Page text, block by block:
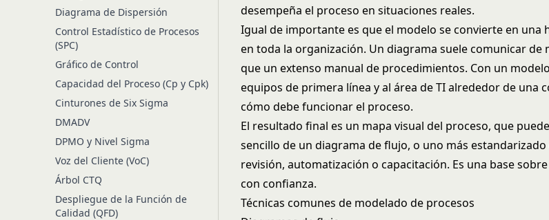
Diagrama de Dispersión
Control Estadístico de Procesos
(SPC)
Gráfico de Control
Capacidad del Proceso (Cp y Cpk)
Cinturones de Six Sigma
DMADV
DPMO y Nivel Sigma
Voz del Cliente (VoC)
Árbol CTQ
Despliegue de la Función de
Calidad (QFD)
desempeña el proceso en situaciones reales.
Igual de importante es que el modelo se convierte en
en toda la organización. Un diagrama suele comunicar de
que un extenso manual de procedimientos. Con un
equipos de primera línea y al área de TI alrededor de una
cómo debe funcionar el proceso.
El resultado final es un mapa visual del proceso, que
sencillo de un diagrama de flujo, o uno más
revisión, automatización o capacitación. Es una base
con confianza.
Técnicas comunes de modelado de procesos